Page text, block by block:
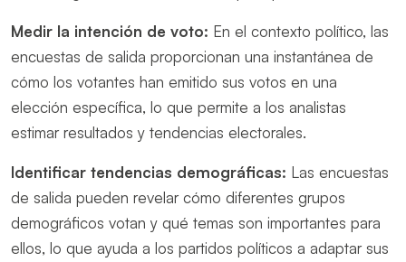
Medir la intención de voto: En el contexto político, las
encuestas de salida proporcionan una instantánea de
cómo los votantes han emitido sus votos en una
elección específica, lo que permite a los analistas
estimar resultados y tendencias electorales.
Identificar tendencias demográficas: Las encuestas
de salida pueden revelar cómo diferentes grupos
demográficos votan y qué temas son importantes para
ellos, lo que ayuda a los partidos políticos a adaptar sus